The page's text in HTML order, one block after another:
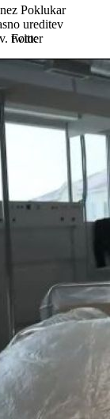
Poklukar
ureditev
twitter